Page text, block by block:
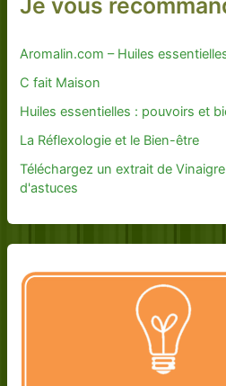
Je vous
Aromalin.com – Huiles
C fait Maison
Huiles essentielles : pouvoirs et
La Réflexologie et le Bien-être
Téléchargez un extrait de
d'astuces